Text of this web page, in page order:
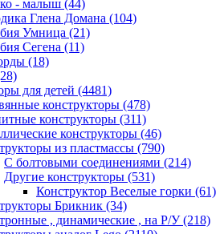
- малыш (44)
Глена Домана (104)
Умница (21)
Сегена (11)
(18)
для детей (4481)
конструкторы (478)
конструкторы (311)
конструкторы (46)
из пластмассы (790)
С болтовыми соединениями (214)
Другие конструкторы (531)
Конструктор Веселые горки (61)
Брикник (34)
, динамические , на Р/У(218)